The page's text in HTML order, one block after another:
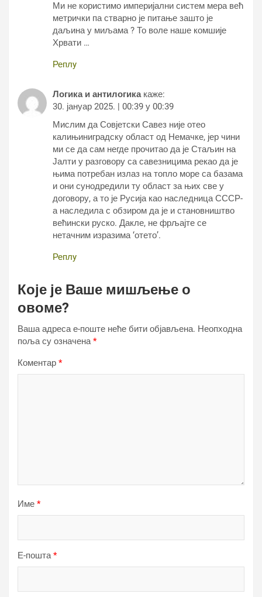
Ми не користимо империјални систем мера већ
метрички па стварно је питање зашто је
даљина у миљама ? То воле наше комшије
Хрвати …
Реплy
Логика и антилогика каже:
30. јануар 2025. | 00:39 у 00:39
Мислим да Совјетски Савез није отео
калињиниградску област од Немачке, јер чини
ми се да сам негде прочитао да је Стаљин на
Јалти у разговору са савезницима рекао да је
њима потребан излаз на топло море са базама
и они сунодредили ту област за њих све у
договору, а то је Русија као наследница СССР-
а наследила с обзиром да је и становништво
већински руско. Дакле, не фрљајте се
нетачним изразима ‘отето’.
Реплy
Које је Ваше мишљење о
овоме?
Ваша адреса е-поште неће бити објављена. Неопходна
поља су означена*
Коментар *
Име *
Е-пошта*